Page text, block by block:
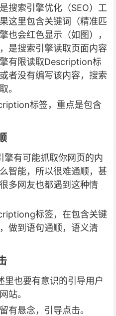
搜索引擎优化（SEO）工
这里包含关键词（精准匹
也会红色显示（如图），
是搜索引擎读取页面内容
有限读取Description标
者没有编写该内容，搜索
。
标签，重点是包含
擎有可能抓取你网页的内
智能，所以很难通顺，甚
多网友也都遇到这种情
标签，在包含关键
做到语句通顺，语义清
里也要有意识的引导用户
站。
有悬念，引导点击。